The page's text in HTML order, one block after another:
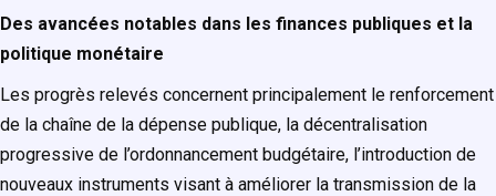
Des avancées notables dans les finances publiques et la
politique monétaire
Les progrès relevés concernent principalement le renforcement
de la chaîne de la dépense publique, la décentralisation
progressive de l’ordonnancement budgétaire, l’introduction de
nouveaux instruments visant à améliorer la transmission de la